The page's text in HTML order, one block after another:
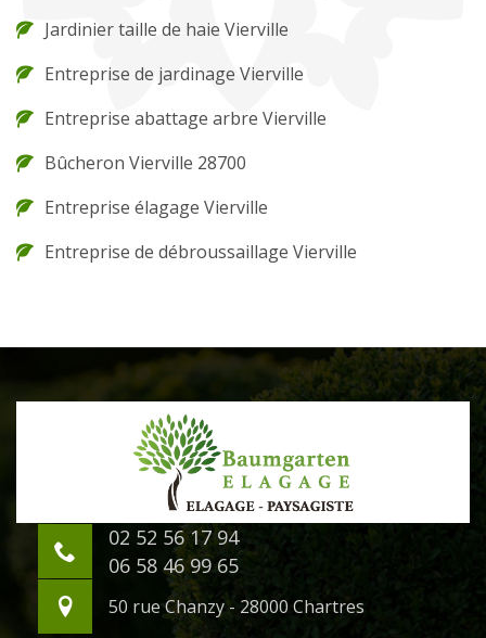
Jardinier taille de haie Vierville
Entreprise de jardinage Vierville
Entreprise abattage arbre Vierville
Bûcheron Vierville 28700
Entreprise élagage Vierville
Entreprise de débroussaillage Vierville
02 52 56 17 94
06 58 46 99 65
50 rue Chanzy - 28000 Chartres